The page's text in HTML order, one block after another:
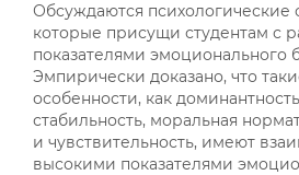
Обсуждаются психологические
которые присущи студентам с
показателями эмоционального
Эмпирически доказано, что
особенности, как
стабильность, моральная
и чувствительность, имеют
высокими показателями